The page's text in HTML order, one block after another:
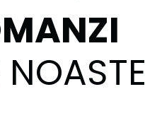
NOASTE